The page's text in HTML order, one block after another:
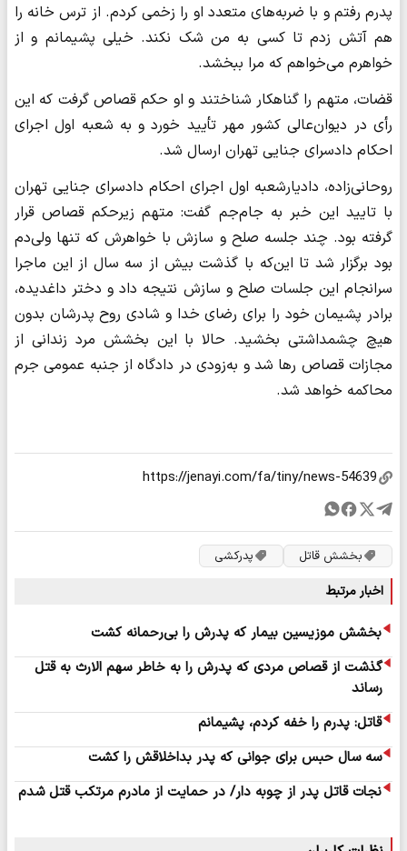
پدرم رفتم و با ضربه‌های متعدد او را زخمی کردم. از ترس خانه را
هم آتش زدم تا کسی به من شک نکند. خیلی پشیمانم و از
خواهرم می‌خواهم که مرا ببخشد.
قضات، متهم را گناهکار شناختند و او حکم قصاص گرفت که این
رأی در دیوان‌عالی کشور مهر تأیید خورد و به شعبه اول اجرای
احکام دادسرای جنایی تهران ارسال شد.
روحانی‌زاده، دادیارشعبه اول اجرای احکام دادسرای جنایی تهران
با تایید این خبر به جام‌جم گفت: متهم زیرحکم قصاص قرار
گرفته بود. چند جلسه صلح و سازش با خواهرش که تنها ولی‌دم
بود برگزار شد تا این‌که با گذشت بیش از سه سال از این ماجرا
سرانجام این جلسات صلح و سازش نتیجه داد و دختر داغدیده،
برادر پشیمان خود را برای رضای خدا و شادی روح پدرشان بدون
هیچ چشمداشتی بخشید. حالا با این بخشش مرد زندانی از
مجازات قصاص رها شد و به‌زودی در دادگاه از جنبه عمومی جرم
محاکمه خواهد شد.
بخشش قاتل پدرکشی
اخبار مرتبط
بخشش موزیسین بیمار که پدرش را بی‌رحمانه کشت
گذشت از قصاص مردی که پدرش را به خاطر سهم الارث به قتل
رساند
قاتل: پدرم را خفه کردم، پشیمانم
سه سال حبس برای جوانی که پدر بداخلاقش را کشت
نجات قاتل پدر از چوبه دار/ در حمایت از مادرم مرتکب قتل شدم